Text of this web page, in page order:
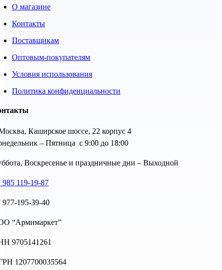
О магазине
Контакты
Поставщикам
Оптовым-покупателям
Условия использования
Политика конфиденциальности
Каширское шоссе, 22 корпус 4
– Пятница с 9:00 до 18:00
Воскресенье и праздничные дни – Выходной
985 119-19-87
977-195-39-40
“Армимаркет”
9705141261
1207700035564